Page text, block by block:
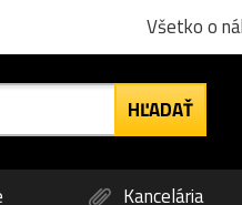
Všetko o
Kancelária